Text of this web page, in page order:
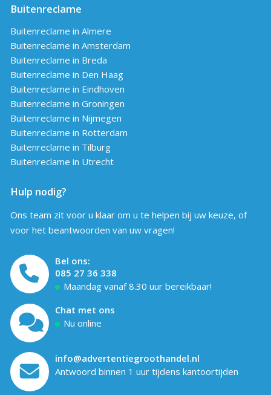
Buitenreclame
Buitenreclame in Almere
Buitenreclame in Amsterdam
Buitenreclame in Breda
Buitenreclame in Den Haag
Buitenreclame in Eindhoven
Buitenreclame in Groningen
Buitenreclame in Nijmegen
Buitenreclame in Rotterdam
Buitenreclame in Tilburg
Buitenreclame in Utrecht
Hulp nodig?
Ons team zit voor u klaar om u te helpen bij uw keuze, of
voor het beantwoorden van uw vragen!
Bel ons:
085 27 36 338
Maandag vanaf 8.30 uur bereikbaar!
Chat met ons
Nu online
info@advertentiegroothandel.nl
Antwoord binnen 1 uur tijdens kantoortijden